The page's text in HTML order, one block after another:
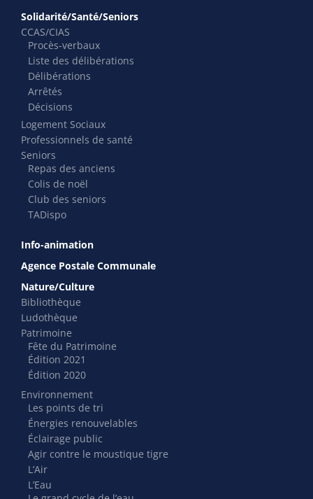
Solidarité/Santé/Seniors
CCAS/CIAS
Procès-verbaux
Liste des délibérations
Délibérations
Arrêtés
Décisions
Logement Sociaux
Professionnels de santé
Seniors
Repas des anciens
Colis de noël
Club des seniors
TADispo
Info-animation
Agence Postale Communale
Nature/Culture
Bibliothèque
Ludothèque
Patrimoine
Fête du Patrimoine
Édition 2021
Édition 2020
Environnement
Les points de tri
Énergies renouvelables
Éclairage public
Agir contre le moustique tigre
L’Air
L’Eau